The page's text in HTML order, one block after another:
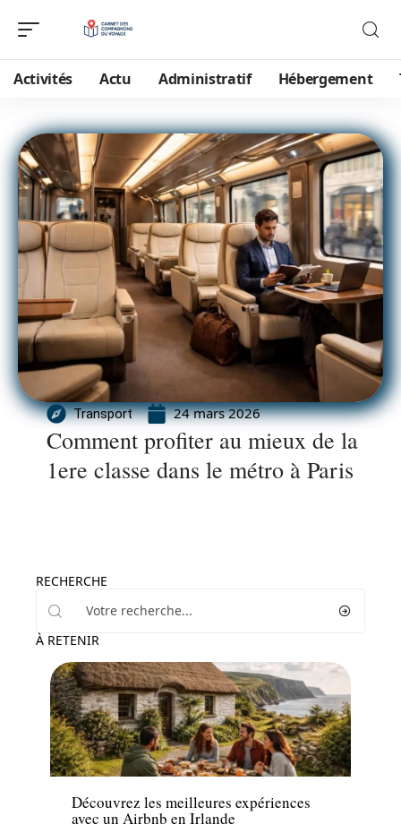
Activités Actu Administratif Hébergement
Transport 24 mars 2026
Comment profiter au mieux de la
1ere classe dans le métro à Paris
RECHERCHE
À RETENIR
Hébergement
Découvrez les meilleures expériences
avec un Airbnb en Irlande